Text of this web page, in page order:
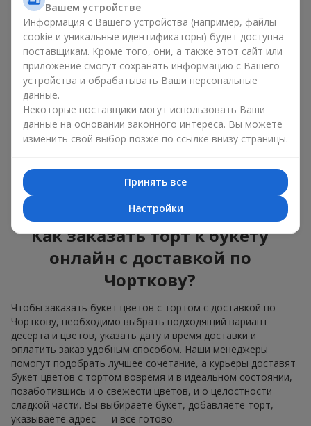
красота и вкус в одном
подарке
Торты с живыми цветами — это современное сочетание
флористики и гастрономической эстетики. Эксклюзивный
десерт в паре с
стильно и подчёркивает значимость события —дня
рождения ,рождения ребёнкаиликорпоратива.
В композиции букет цветов с тортом живые растения
завершает сладкий праздничный акцент. Такой десерт с
украшениями из любимых цветов отлично смотрится и на
праздничном столе, и на фотографиях.
Как заказать торт к букету
онлайн с доставкой по
Чорткову?
Чтобы заказать букет цветов с тортом с доставкой по
Чорткову, необходимо выбрать подходящий вариант
десерта и цветов, указать дату и время доставки и
оплатить заказ удобным способом. Наши менеджеры
помогут подобрать лучшее сочетание, а курьеры доставят
букет цветов с тортом вовремя и в идеальном состоянии,
позаботившись и о свежести цветов, и о целостности
сладкой части. Вы выбираете букет, добавляете торт,
указываете адрес — и всё готово.
Вашем устройстве
Информация с Вашего устройства (например, файлы
cookie и уникальные идентификаторы) будет доступна
поставщикам. Кроме того, они, а также этот сайт или
приложение смогут сохранять информацию с Вашего
устройства и обрабатывать Ваши персональные
данные.
Некоторые поставщики могут использовать Ваши
данные на основании законного интереса. Вы можете
изменить свой выбор позже по ссылке внизу страницы.
Принять все
Настройки